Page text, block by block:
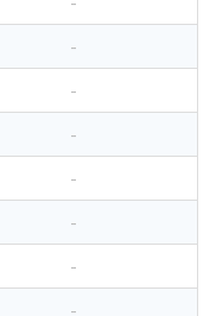
-
-
-
-
-
-
-